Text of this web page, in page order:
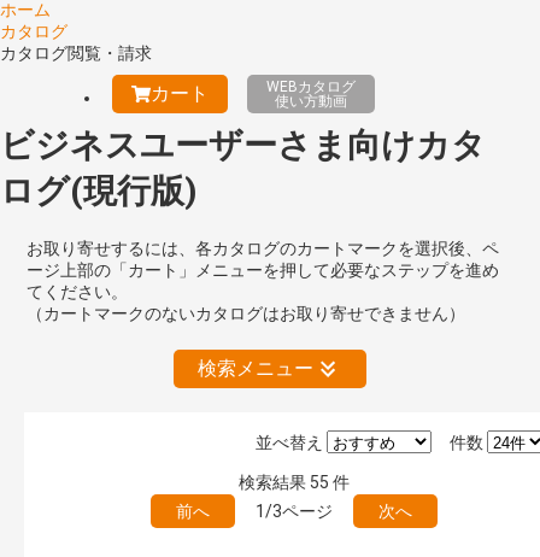
ホーム
カタログ
カタログ閲覧・請求
カート
WEBカタログ
使い方動画
ビジネスユーザーさま向けカタ
ログ(現行版)
お取り寄せするには、各カタログのカートマークを選択後、ペ
ージ上部の「カート」メニューを押して必要なステップを進め
てください。
（カートマークのないカタログはお取り寄せできません）
検索メニュー
絞り込みの解除
件数
並べ替え
検索結果 55 件
前へ
1/3ページ 次へ